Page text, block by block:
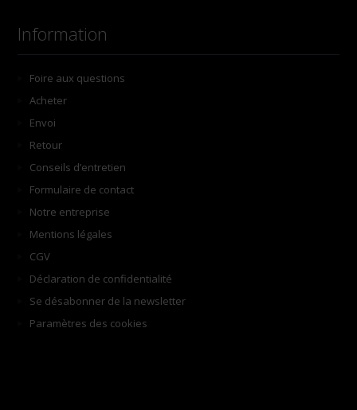
Information
Foire aux questions
Acheter
Envoi
Retour
Conseils d’entretien
Formulaire de contact
Notre entreprise
Mentions légales
CGV
Déclaration de confidentialité
Se désabonner de la newsletter
Paramètres des cookies